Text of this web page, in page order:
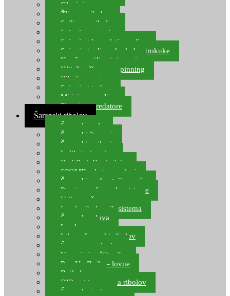
Glavinjare
Žlice za ribolov
Sajlice za ribolov
Spinning setovi
Spinning kompleti varalica
Spinning udice, dvokuke, trokuke
Kopče, vrtilice i ringovi
Kliješta, škare za spinning
Ribolov pastrve
Spinning torbe
Mirisi za varalice
Plovci za predatore
Šaranski ribolov
Šaranske role
Šaranski štapovi
Šaranski najloni
Indikatori ugriza
Rod Pod, Banksticks
SPOMB rakete, markeri
Šaranski podmetači, mreže
Pernice za šaranske sisteme
Udice za šarana, amura
Izrada ribolovnih sistema
Šaranska olova
Leadcore
Igle za šaranski ribolov
Špage, upredenice
Vaganje i zaštita ribe
Pop Up Boile – lovne
Boile lovne
DIP-ovi i arome za ribolov
Šaranske torbe